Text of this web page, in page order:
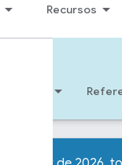
Recursos